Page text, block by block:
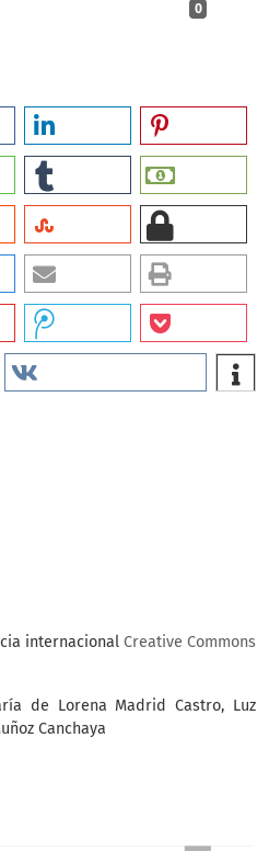
0
internacional Creative Commons
de Lorena Madrid Castro, Luz
Canchaya